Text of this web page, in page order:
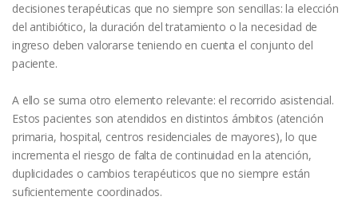
decisiones terapéuticas que no siempre son sencillas: la elección
del antibiótico, la duración del tratamiento o la necesidad de
ingreso deben valorarse teniendo en cuenta el conjunto del
paciente.
A ello se suma otro elemento relevante: el recorrido asistencial.
Estos pacientes son atendidos en distintos ámbitos (atención
primaria, hospital, centros residenciales de mayores), lo que
incrementa el riesgo de falta de continuidad en la atención,
duplicidades o cambios terapéuticos que no siempre están
suficientemente coordinados.